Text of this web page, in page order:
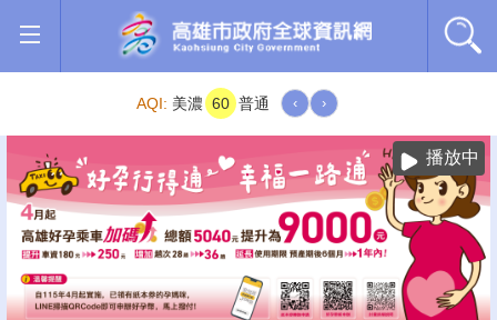
跳到主要內容區塊
AQI: 美濃 60 普通 ‹ ›
播放中